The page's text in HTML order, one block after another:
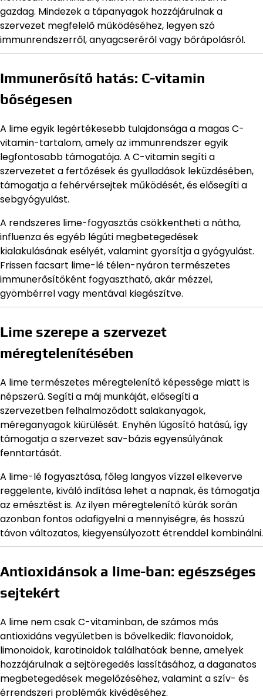
gazdag. Mindezek a tápanyagok hozzájárulnak a
szervezet megfelelő működéséhez, legyen szó
immunrendszerről, anyagcseréről vagy bőrápolásról.
Immunerősítő hatás: C-vitamin
bőségesen
A lime egyik legértékesebb tulajdonsága a magas C-
vitamin-tartalom, amely az immunrendszer egyik
legfontosabb támogatója. A C-vitamin segíti a
szervezetet a fertőzések és gyulladások leküzdésében,
támogatja a fehérvérsejtek működését, és elősegíti a
sebgyógyulást.
A rendszeres lime-fogyasztás csökkentheti a nátha,
influenza és egyéb légúti megbetegedések
kialakulásának esélyét, valamint gyorsítja a gyógyulást.
Frissen facsart lime-lé télen-nyáron természetes
immunerősítőként fogyasztható, akár mézzel,
gyömbérrel vagy mentával kiegészítve.
Lime szerepe a szervezet
méregtelenítésében
A lime természetes méregtelenítő képessége miatt is
népszerű. Segíti a máj munkáját, elősegíti a
szervezetben felhalmozódott salakanyagok,
méreganyagok kiürülését. Enyhén lúgosító hatású, így
támogatja a szervezet sav-bázis egyensúlyának
fenntartását.
A lime-lé fogyasztása, főleg langyos vízzel elkeverve
reggelente, kiváló indítása lehet a napnak, és támogatja
az emésztést is. Az ilyen méregtelenítő kúrák során
azonban fontos odafigyelni a mennyiségre, és hosszú
távon változatos, kiegyensúlyozott étrenddel kombinálni.
Antioxidánsok a lime-ban: egészséges
sejtekért
A lime nem csak C-vitaminban, de számos más
antioxidáns vegyületben is bővelkedik: flavonoidok,
limonoidok, karotinoidok találhatóak benne, amelyek
hozzájárulnak a sejtöregedés lassításához, a daganatos
megbetegedések megelőzéséhez, valamint a szív- és
érrendszeri problémák kivédéséhez.